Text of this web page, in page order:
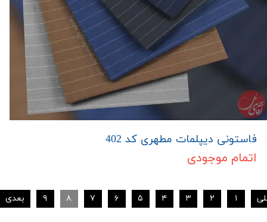
فاستونی دیپلمات مطهری کد 402
اتمام موجودی
۱ ۲ ۳ ۴ ۵ ۶ ۷ ۸ ۹ بعدی